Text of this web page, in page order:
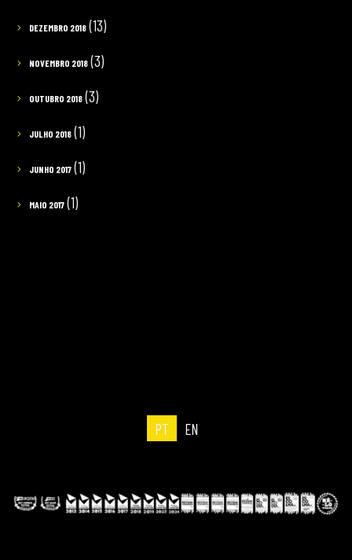
DEZEMBRO 2018(13)
NOVEMBRO 2018(3)
OUTUBRO 2018(3)
JULHO 2018(1)
JUNHO 2017(1)
MAIO 2017(1)
PT EN